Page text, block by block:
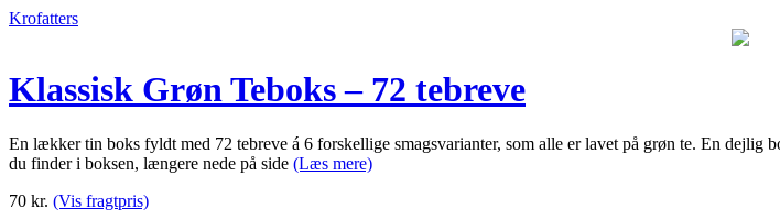
Krofatters
Klassisk Grøn Teboks – 72 tebreve
En lækker tin boks fyldt med 72 tebreve á 6 forskellige smagsvarianter, som alle er lavet på grøn te. En
du finder i boksen, længere nede på side (Læs mere)
70 kr. (Vis fragtpris)